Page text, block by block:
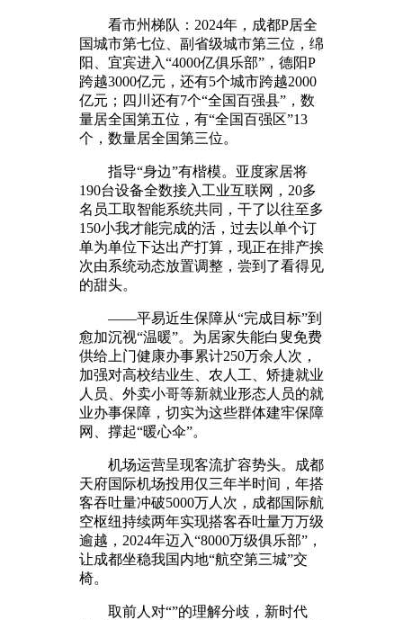
看市州梯队：2024年，成都P居全
国城市第七位、副省级城市第三位，绵
阳、宜宾进入“4000亿俱乐部”，德阳P
跨越3000亿元，还有5个城市跨越2000
亿元；四川还有7个“全国百强县”，数
量居全国第五位，有“全国百强区”13
个，数量居全国第三位。
指导“身边”有楷模。亚度家居将
190台设备全数接入工业互联网，20多
名员工取智能系统共同，干了以往至多
150小我才能完成的活，过去以单个订
单为单位下达出产打算，现正在排产挨
次由系统动态放置调整，尝到了看得见
的甜头。
——平易近生保障从“完成目标”到
愈加沉视“温暖”。为居家失能白叟免费
供给上门健康办事累计250万余人次，
加强对高校结业生、农人工、矫捷就业
人员、外卖小哥等新就业形态人员的就
业办事保障，切实为这些群体建牢保障
网、撑起“暖心伞”。
机场运营呈现客流扩容势头。成都
天府国际机场投用仅三年半时间，年搭
客吞吐量冲破5000万人次，成都国际航
空枢纽持续两年实现搭客吞吐量万万级
逾越，2024年迈入“8000万级俱乐部”，
让成都坐稳我国内地“航空第三城”交
椅。
取前人对“”的理解分歧，新时代